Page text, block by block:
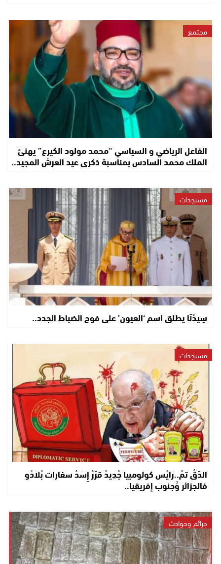
مجتمع
الفاعل الرياضي و السياسي “محمد مولود الكيرع” يهنئ
الملك محمد السادس بمناسبة ذكرى عيد العرش المجيد..
مستجدات
سِيدْنَا يطلق اسم ‘العيون’ على فوج الضباط الجدد..
مستجدات
الدَّقْ تَمْ..رَايْس كولومبيا جْدِيدْ قرَّرْ إِسَدْ سفارات بْلاَدُو
فالجزائر وُجنوب إفريقيا..
جرائم وحوادث